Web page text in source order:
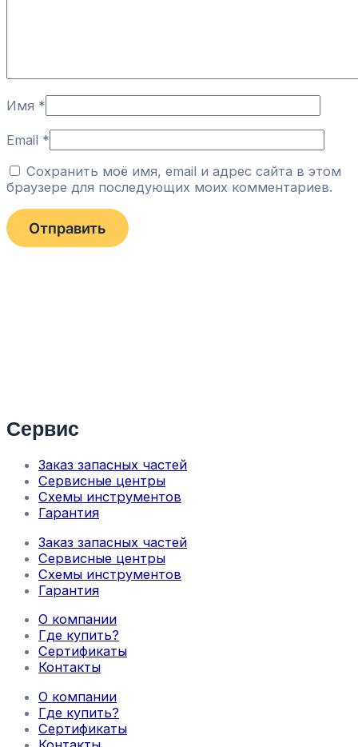
Имя *
Email *
Сохранить моё имя, email и адрес сайта в этом
браузере для последующих моих комментариев.
Сервис
Заказ запасных частей
Сервисные центры
Схемы инструментов
Гарантия
Заказ запасных частей
Сервисные центры
Схемы инструментов
Гарантия
О компании
Где купить?
Сертификаты
Контакты
О компании
Где купить?
Сертификаты